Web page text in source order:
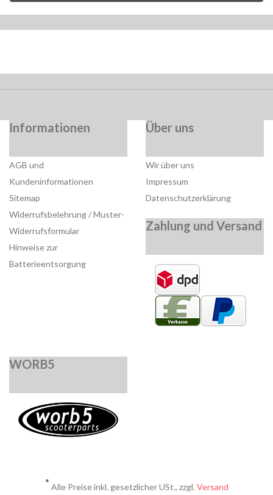
Informationen
AGB und
Kundeninformationen
Sitemap
Widerrufsbelehrung / Muster-
Widerrufsformular
Hinweise zur
Batterieentsorgung
Über uns
Wir über uns
Impressum
Datenschutzerklärung
Zahlung und Versand
WORB5
* Alle Preise inkl. gesetzlicher USt., zzgl. Versand